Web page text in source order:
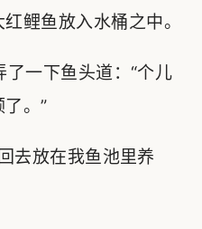
鲤鱼放入水桶之中。
一下鱼头道：“个儿
。”
去放在我鱼池里养